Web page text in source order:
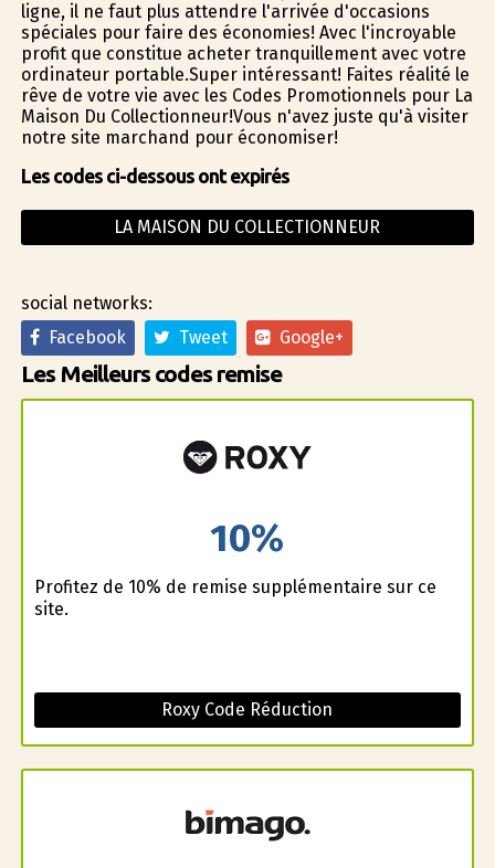
ligne, il ne faut plus attendre l'arrivée d'occasions
spéciales pour faire des économies! Avec l'incroyable
profit que constitue acheter tranquillement avec votre
ordinateur portable.Super intéressant! Faites réalité le
rêve de votre vie avec les Codes Promotionnels pour La
Maison Du Collectionneur!Vous n'avez juste qu'à visiter
notre site marchand pour économiser!
Les codes ci-dessous ont expirés
LA MAISON DU COLLECTIONNEUR
social networks:
Facebook
Tweet Google+
Les Meilleurs codes remise
10%
Profitez de 10% de remise supplémentaire sur ce
site.
Roxy Code Réduction